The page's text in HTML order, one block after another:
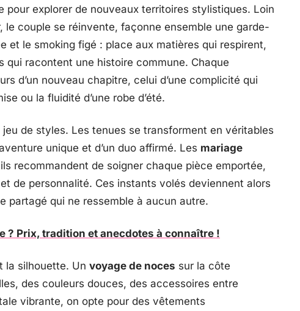
pour explorer de nouveaux territoires stylistiques. Loin
le couple se réinvente, façonne ensemble une garde-
et le smoking figé : place aux matières qui respirent,
racontent une histoire commune. Chaque
d’un nouveau chapitre, celui d’une complicité qui
ou la fluidité d’une robe d’été.
de styles. Les tenues se transforment en véritables
unique et d’un duo affirmé. Les mariage
recommandent de soigner chaque pièce emportée,
de personnalité. Ces instants volés deviennent alors
partagé qui ne ressemble à aucun autre.
? Prix, tradition et anecdotes à connaître !
la silhouette. Un voyage de noces sur la côte
des couleurs douces, des accessoires entre
vibrante, on opte pour des vêtements